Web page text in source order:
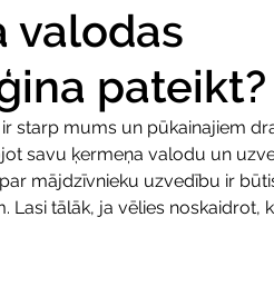
valodas
pateikt?
starp mums un pūkainajiem
savu ķermeņa valodu un
mājdzīvnieku uzvedību ir
Lasi tālāk, ja vēlies noskaidrot,